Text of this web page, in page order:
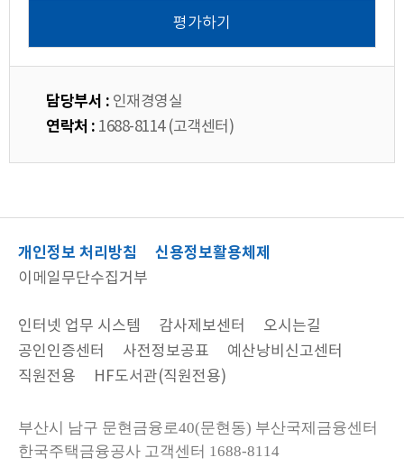
담당부서 : 인재경영실
연락처 : 1688-8114 (고객센터)
개인정보 처리방침 신용정보활용체제
이메일무단수집거부
인터넷 업무 시스템 감사제보센터
오시는길
공인인증센터
사전정보공표
예산낭비신고센터
직원전용
HF도서관(직원전용)
부산시 남구 문현금융로40(문현동) 부산국제금융센터
한국주택금융공사 고객센터 1688-8114